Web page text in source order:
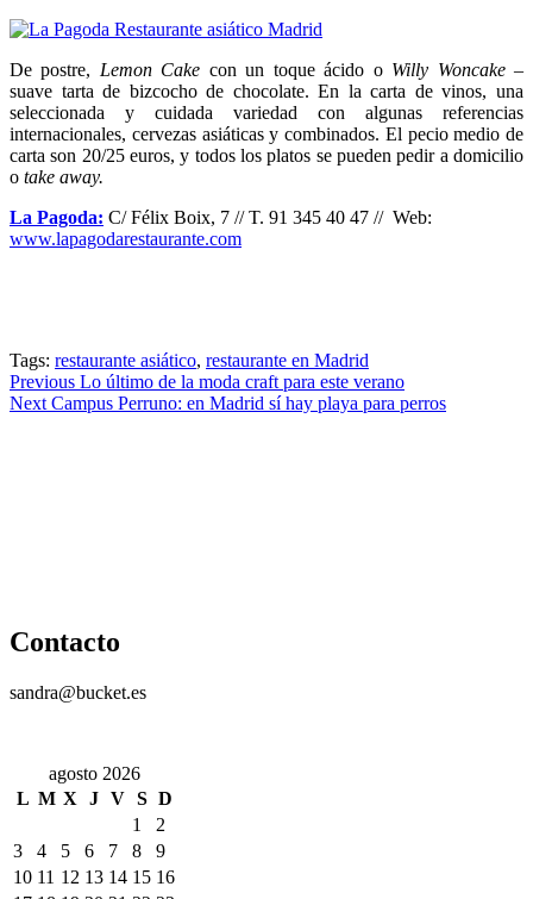
De postre, Lemon Cake con un toque ácido o Willy Woncake–
suave tarta de bizcocho de chocolate. En la carta de vinos, una
seleccionada y cuidada variedad con algunas referencias
internacionales, cervezas asiáticas y combinados. El pecio medio de
carta son 20/25 euros, y todos los platos se pueden pedir a domicilio
o take away.
La Pagoda: C/ Félix Boix, 7 // T. 91 345 40 47 // Web:
www.lapagodarestaurante.com
Tags: restaurante asiático, restaurante en Madrid
Continue
Reading
Previous Lo último de la moda craft para este verano
Next Campus Perruno: en Madrid sí hay playa para perros
Contacto
sandra@bucket.es
agosto 2026
L M X J V S D
1
2
3
4 5 6 7 8
9
10 11 12 13 14 15 16